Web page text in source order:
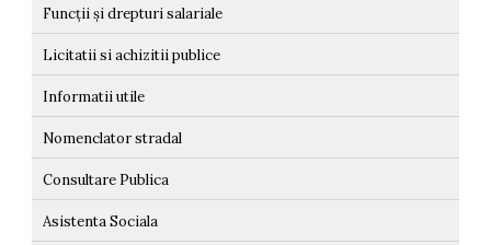
Funcții și drepturi salariale
Licitatii si achizitii publice
Informatii utile
Nomenclator stradal
Consultare Publica
Asistenta Sociala